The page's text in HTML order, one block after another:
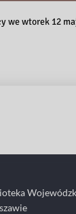
we wtorek 12